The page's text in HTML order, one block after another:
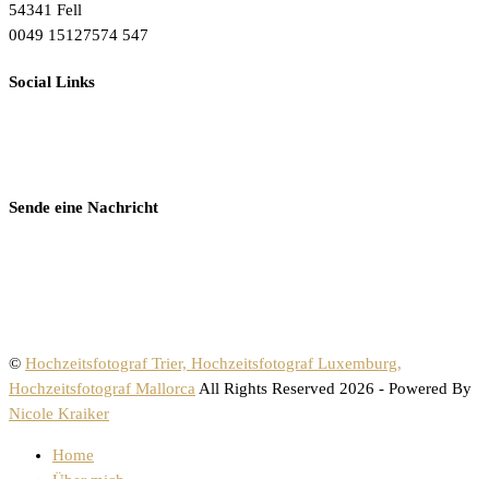
54341 Fell
0049 15127574 547
Social Links
Sende eine Nachricht
© Hochzeitsfotograf Trier, Hochzeitsfotograf Luxemburg,
Hochzeitsfotograf MallorcaAll Rights Reserved 2026 - Powered By
Nicole Kraiker
Home